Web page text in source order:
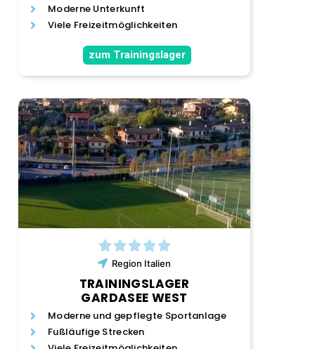
Moderne Unterkunft
Viele Freizeitmöglichkeiten
zum Trainingslager
Region Italien
TRAININGSLAGER
GARDASEE WEST
Moderne und gepflegte Sportanlage
Fußläufige Strecken